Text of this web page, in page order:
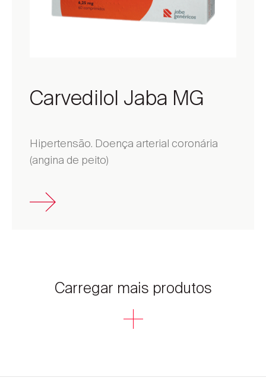
Carvedilol Jaba MG
Hipertensão. Doença arterial coronária
(angina de peito)
Carregar mais produtos